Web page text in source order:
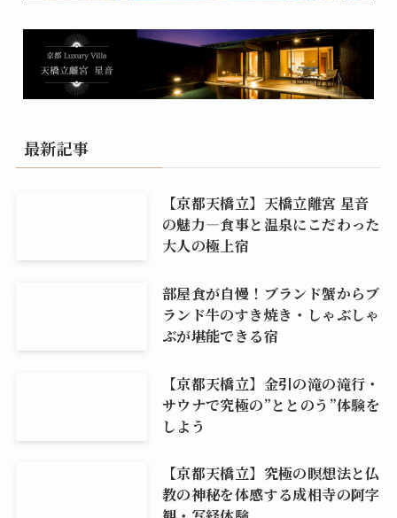
最新記事
【京都天橋立】天橋立離宮 星音
の魅力―食事と温泉にこだわった
大人の極上宿
部屋食が自慢！ブランド蟹からブ
ランド牛のすき焼き・しゃぶしゃ
ぶが堪能できる宿
【京都天橋立】金引の滝の滝行・
サウナで究極の”ととのう”体験を
しよう
【京都天橋立】究極の瞑想法と仏
教の神秘を体感する成相寺の阿字